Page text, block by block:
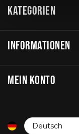
KATEGORIEN
INFORMATIONEN
MEIN KONTO